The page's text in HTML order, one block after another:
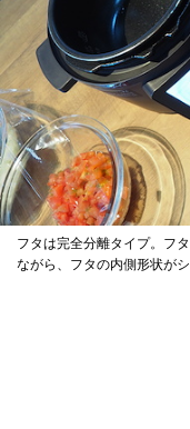
フタは完全分離タイプ。フ
ながら、フタの内側形状が